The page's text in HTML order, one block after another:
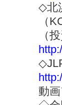
◇北
（
（
動